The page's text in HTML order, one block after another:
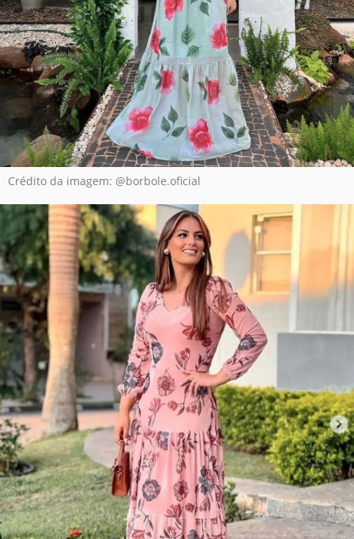
Crédito da imagem: @borbole.oficial